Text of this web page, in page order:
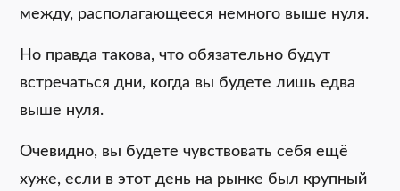
между, располагающееся немного выше нуля.
Но правда такова, что обязательно будут
встречаться дни, когда вы будете лишь едва
выше нуля.
Очевидно, вы будете чувствовать себя ещё
хуже, если в этот день на рынке был крупный